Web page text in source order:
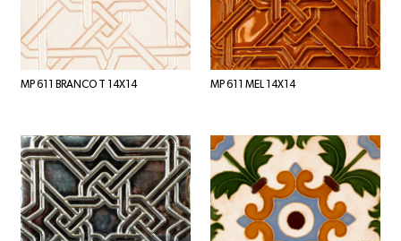
MP 611 BRANCO T 14X14 MP 611 MEL 14X14